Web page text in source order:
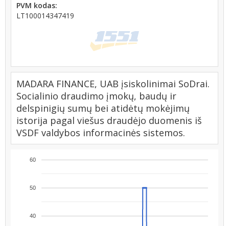
PVM kodas:
LT100014347419
MADARA FINANCE, UAB įsiskolinimai SoDrai.
Socialinio draudimo įmokų, baudų ir
delspinigių sumų bei atidėtų mokėjimų
istorija pagal viešus draudėjo duomenis iš
VSDF valdybos informacinės sistemos.
40
50
60